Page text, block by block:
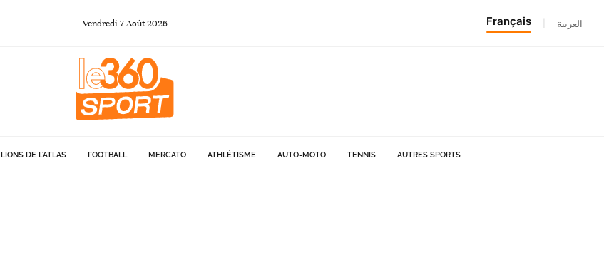
Vendredi 7Août 2026 Français العربية
LIONS DE L'ATLAS FOOTBALL MERCATO ATHLÉTISME AUTO-MOTO TENNIS AUTRES SPORTS